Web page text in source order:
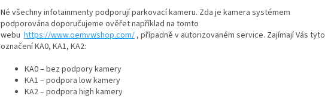
Né všechny infotainmenty podporují parkovací kameru. Zda je kamera systémem
podporována doporučujeme ověřet například na tomto
webu https://www.oemvwshop.com/, případně v autorizovaném service. Zajímají Vás tyto
označení KA0, KA1, KA2:
KA0 – bez podpory kamery
KA1 – podpora low kamery
KA2 – podpora high kamery